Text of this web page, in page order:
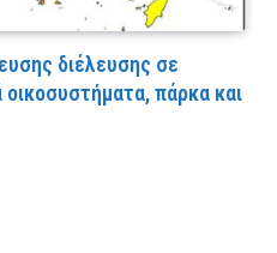
διέλευσης σε
οικοσυστήματα, πάρκα και